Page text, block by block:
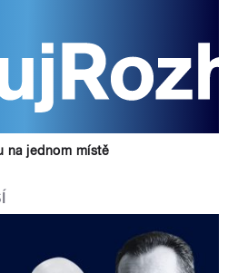
na jednom místě